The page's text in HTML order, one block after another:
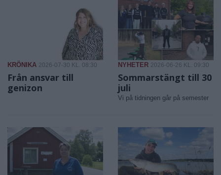
KRÖNIKA 2026-07-30 KL. 08:30
Från ansvar till
genizon
NYHETER 2026-06-26 KL. 09:30
Sommarstängt till 30
juli
Vi på tidningen går på semester